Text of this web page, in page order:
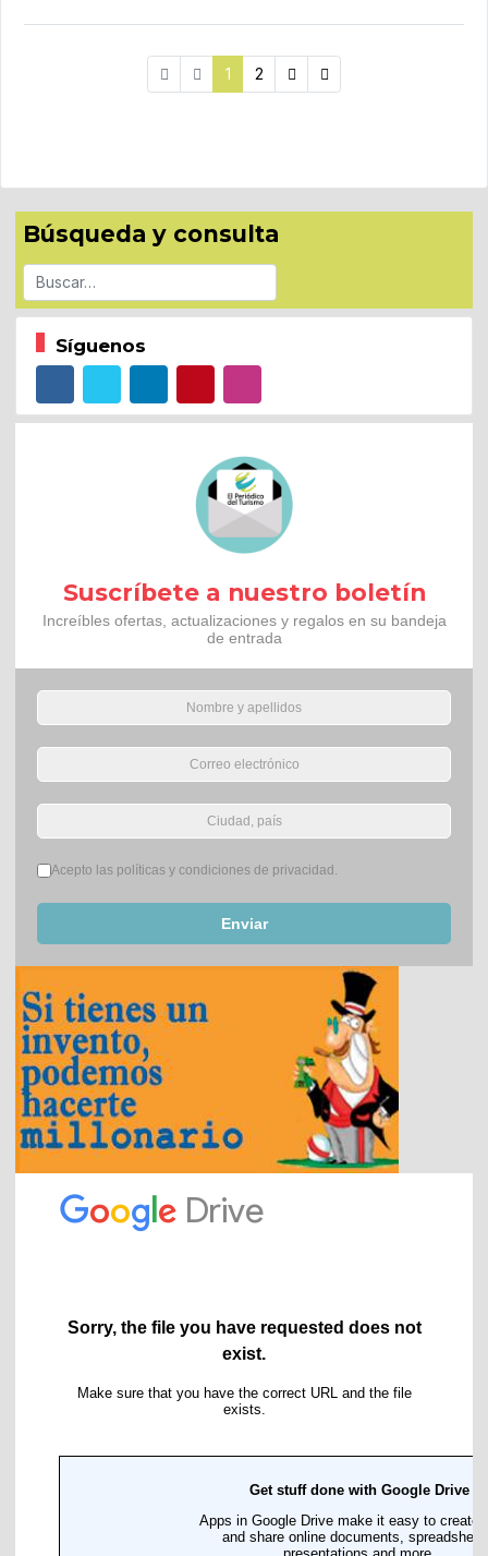
1 2
Búsqueda y consulta
Buscar
Síguenos
Suscríbete a nuestro boletín
Increíbles ofertas, actualizaciones y regalos en su bandeja
de entrada
Términos del servicio*
Acepto las políticas y condiciones de privacidad.
Enviar